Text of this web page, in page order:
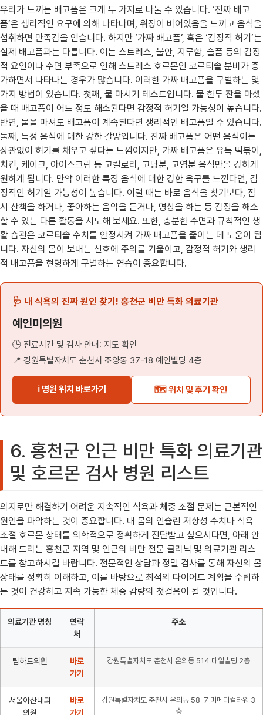
우리가 느끼는 배고픔은 크게 두 가지로 나눌 수 있습니다. ‘진짜 배고
픔’은 생리적인 요구에 의해 나타나며, 위장이 비어있음을 느끼고 음식을
섭취하면 만족감을 얻습니다. 하지만 ‘가짜 배고픔’, 혹은 ‘감정적 허기’는
실제 배고픔과는 다릅니다. 이는 스트레스, 불안, 지루함, 슬픔 등의 감정
적 요인이나 수면 부족으로 인해 스트레스 호르몬인 코르티솔 분비가 증
가하면서 나타나는 경우가 많습니다. 이러한 가짜 배고픔을 구별하는 몇
가지 방법이 있습니다. 첫째, 물 마시기 테스트입니다. 물 한두 잔을 마셨
을 때 배고픔이 어느 정도 해소된다면 감정적 허기일 가능성이 높습니다.
반면, 물을 마셔도 배고픔이 계속된다면 생리적인 배고픔일 수 있습니다.
둘째, 특정 음식에 대한 강한 갈망입니다. 진짜 배고픔은 어떤 음식이든
상관없이 허기를 채우고 싶다는 느낌이지만, 가짜 배고픔은 유독 떡볶이,
치킨, 케이크, 아이스크림 등 고칼로리, 고당분, 고염분 음식만을 강하게
원하게 됩니다. 만약 이러한 특정 음식에 대한 강한 욕구를 느낀다면, 감
정적인 허기일 가능성이 높습니다. 이럴 때는 바로 음식을 찾기보다, 잠
시 산책을 하거나, 좋아하는 음악을 듣거나, 명상을 하는 등 감정을 해소
할 수 있는 다른 활동을 시도해 보세요. 또한, 충분한 수면과 규칙적인 생
활 습관은 코르티솔 수치를 안정시켜 가짜 배고픔을 줄이는 데 도움이 됩
니다. 자신의 몸이 보내는 신호에 주의를 기울이고, 감정적 허기와 생리
적 배고픔을 현명하게 구별하는 연습이 중요합니다.
🩺 내 식욕의 진짜 원인 찾기! 홍천군 비만 특화 의료기관
예인미의원
🕒 진료시간 및 검사 안내: 지도 확인
📍 강원특별자치도 춘천시 조양동 37-18 예인빌딩 4층
ℹ️ 병원 위치 바로가기 🗺️ 위치 및 후기 확인
6. 홍천군 인근 비만 특화 의료기관
및 호르몬 검사 병원 리스트
의지로만 해결하기 어려운 지속적인 식욕과 체중 조절 문제는 근본적인
원인을 파악하는 것이 중요합니다. 내 몸의 인슐린 저항성 수치나 식욕
조절 호르몬 상태를 의학적으로 정확하게 진단받고 싶으시다면, 아래 안
내해 드리는 홍천군 지역 및 인근의 비만 전문 클리닉 및 의료기관 리스
트를 참고하시길 바랍니다. 전문적인 상담과 정밀 검사를 통해 자신의 몸
상태를 정확히 이해하고, 이를 바탕으로 최적의 다이어트 계획을 수립하
는 것이 건강하고 지속 가능한 체중 감량의 첫걸음이 될 것입니다.
의료기관 명칭
연락
처
주소
팀하트의원
바로
가기
강원특별자치도 춘천시 온의동 514 대일빌딩 2층
서울아산내과
의원
바로
가기
강원특별자치도 춘천시 온의동 58-7 미메디컬타워 3
층